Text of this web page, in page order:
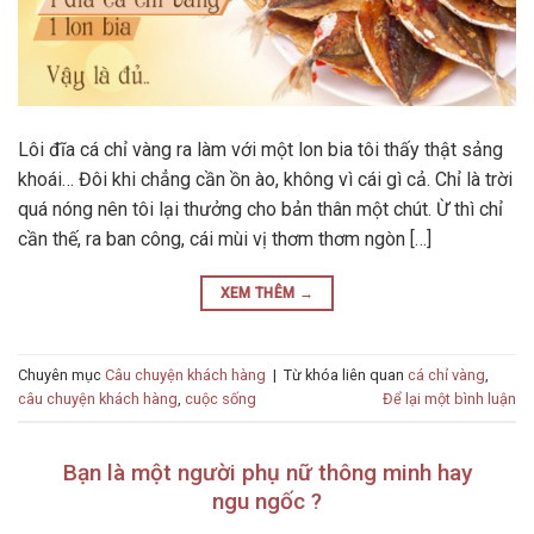
Lôi đĩa cá chỉ vàng ra làm với một lon bia tôi thấy thật sảng
khoái… Đôi khi chẳng cần ồn ào, không vì cái gì cả. Chỉ là trời
quá nóng nên tôi lại thưởng cho bản thân một chút. Ừ thì chỉ
cần thế, ra ban công, cái mùi vị thơm thơm ngòn […]
XEM THÊM →
Chuyên mục Câu chuyện khách hàng | Từ khóa liên quan cá chỉ vàng
câu chuyện khách hàng cuộc sống Để lại một bình luận
Bạn là một người phụ nữ thông minh hay
ngu ngốc ?